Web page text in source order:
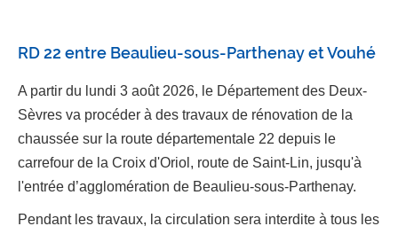
RD 22 entre Beaulieu-sous-Parthenay et Vouhé
A partir du lundi 3 août 2026, le Département des Deux-
Sèvres va procéder à des travaux de rénovation de la
chaussée sur la route départementale 22 depuis le
carrefour de la Croix d'Oriol, route de Saint-Lin, jusqu'à
l'entrée d’agglomération de Beaulieu-sous-Parthenay.
Pendant les travaux, la circulation sera interdite à tous les